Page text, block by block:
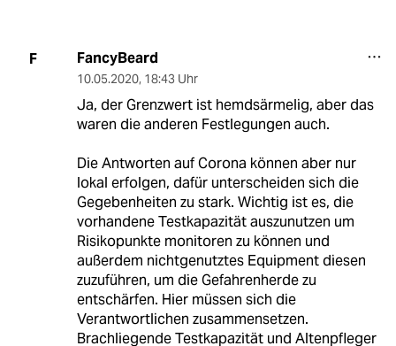
F FancyBeard
10.05.2020, 18:43 Uhr
Ja, der Grenzwert ist hemdsärmelig, aber das
waren die anderen Festlegungen auch.
Die Antworten auf Corona können aber nur
lokal erfolgen, dafür unterscheiden sich die
Gegebenheiten zu stark. Wichtig ist es, die
vorhandene Testkapazität auszunutzen um
Risikopunkte monitoren zu können und
außerdem nichtgenutztes Equipment diesen
zuzuführen, um die Gefahrenherde zu
entschärfen. Hier müssen sich die
Verantwortlichen zusammensetzen.
Brachliegende Testkapazität und Altenpfleger